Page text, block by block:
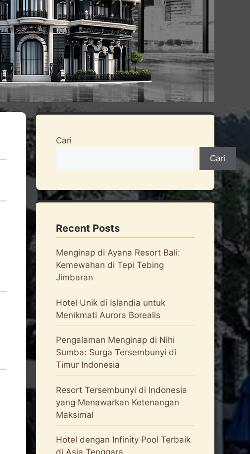
Cari
Cari
Recent Posts
Menginap di Ayana Resort Bali:
Kemewahan di Tepi Tebing
Jimbaran
Hotel Unik di Islandia untuk
Menikmati Aurora Borealis
Pengalaman Menginap di Nihi
Sumba: Surga Tersembunyi di
Timur Indonesia
Resort Tersembunyi di Indonesia
yang Menawarkan Ketenangan
Maksimal
Hotel dengan Infinity Pool Terbaik
di Asia Tenggara